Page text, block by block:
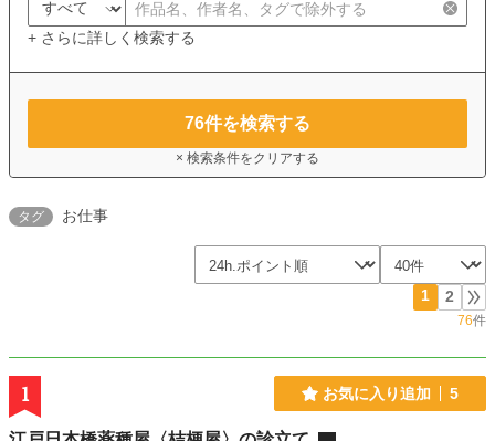
+ さらに詳しく検索する
76件を検索する
× 検索条件をクリアする
タグ お仕事
1 2
76件
1 お気に入り追加 5